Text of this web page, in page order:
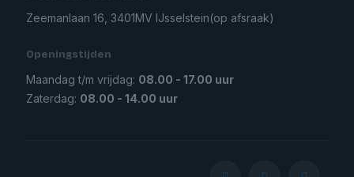
Zeemanlaan 16, 3401MV IJsselstein(op afsraak)
Openingstijden
Maandag t/m vrijdag: 08.00 - 17.00 uur
Zaterdag: 08.00 - 14.00 uur